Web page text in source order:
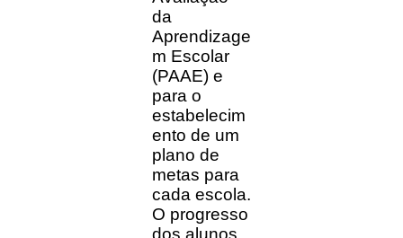
da
Aprendizage
m Escolar
(PAAE) e
para o
estabelecim
ento de um
plano de
metas para
cada escola.
O progresso
dos alunos,